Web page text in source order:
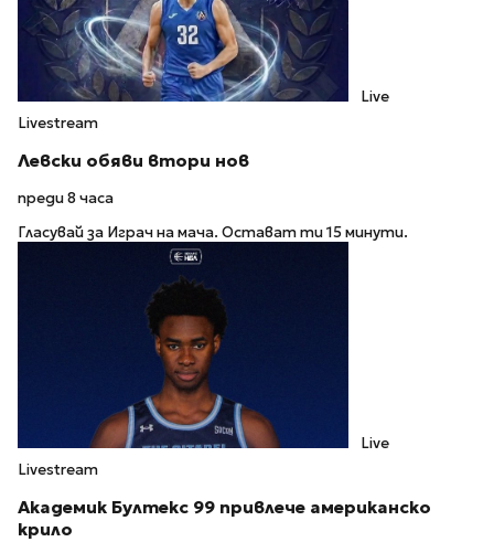
Live
Livestream
Левски обяви втори нов
преди 8 часа
Гласувай за Играч на мача. Остават ти 15 минути.
Live
Livestream
Академик Бултекс 99 привлече американско
крило